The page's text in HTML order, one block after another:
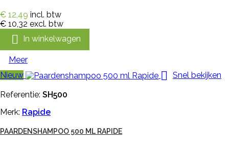
€ 12,49 incl. btw
€ 10,32 excl. btw
 In winkelwagen
Meer
Nieuw
 Snel bekijken
Referentie: SH500
Merk: Rapide
PAARDENSHAMPOO 500 ML RAPIDE